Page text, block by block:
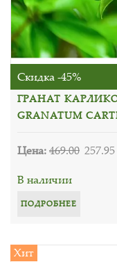
Скидка -45%
ГРАНАТ
GRANATUM
Цена:469.00
В наличии
ПОДРОБНЕЕ
Хит